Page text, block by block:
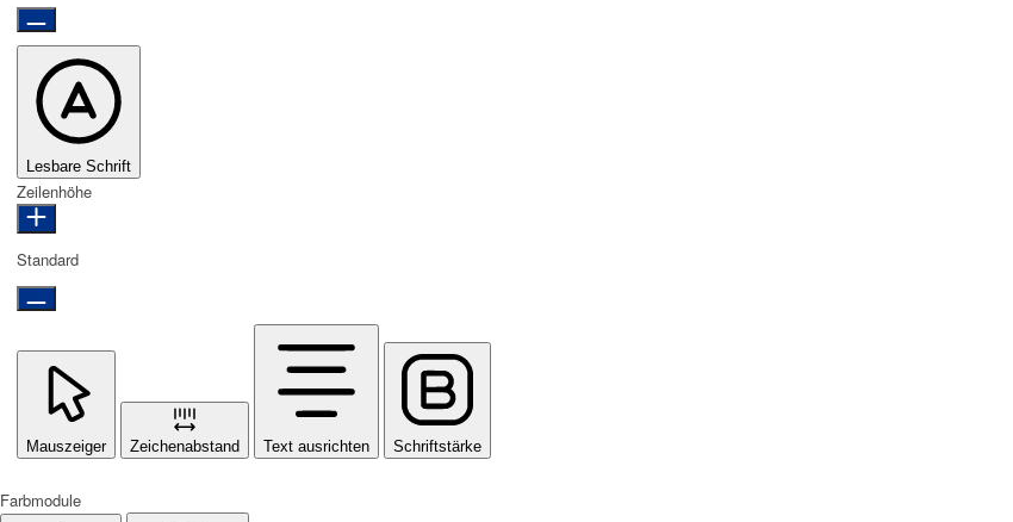
Lesbare Schrift
Zeilenhöhe
Standard
Mauszeiger Zeichenabstand Text ausrichten Schriftstärke
Farbmodule